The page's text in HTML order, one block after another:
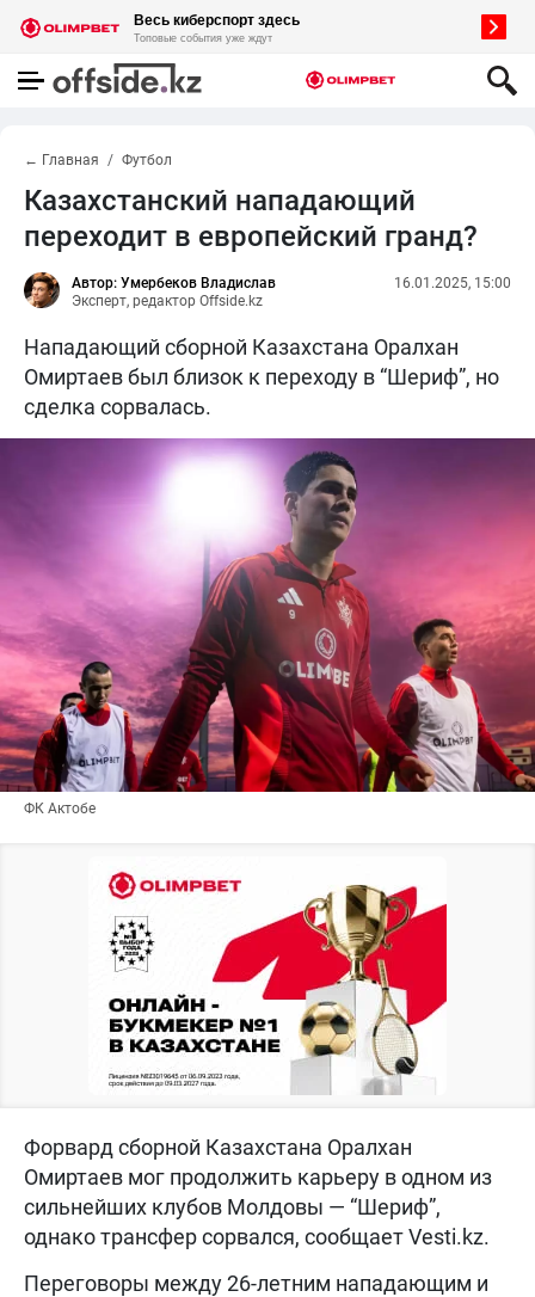
← Главная Футбол
Казахстанский нападающий
переходит в европейский гранд?
Автор: Умербеков Владислав
Эксперт, редактор Offside.kz
16.01.2025, 15:00
Нападающий сборной Казахстана Оралхан
Омиртаев был близок к переходу в “Шериф”, но
сделка сорвалась.
ФК Актобе
Форвард сборной Казахстана Оралхан
Омиртаев мог продолжить карьеру в одном из
сильнейших клубов Молдовы — “Шериф”,
однако трансфер сорвался, сообщает Vesti.kz.
Переговоры между 26-летним нападающим и